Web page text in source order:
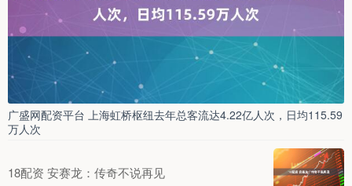
广盛网配资平台 上海虹桥枢纽去年总客流达4.22亿人次，日均115.59
万人次
18配资 安赛龙：传奇不说再见